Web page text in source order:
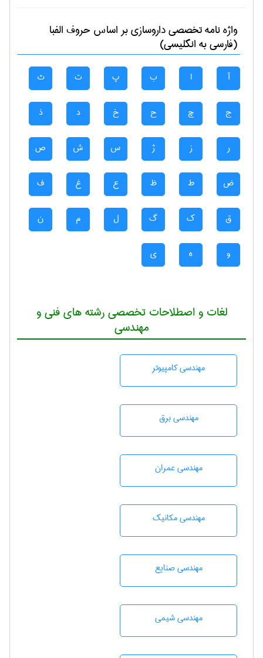
واژه نامه تخصصیداروسازیبر اساس حروف الفبا
(فارسی به انگلیسی)
آ ا ب پ ت ث
ج چ ح خ د ذ
ر ز ژ س ش ص
ض ط ظ ع غ ف
ق ک گ ل م ن
و ه ی
لغات و اصطلاحات تخصصی رشته های فنی و
مهندسی
مهندسی كامپيوتر
مهندسی برق
مهندسی عمران
مهندسی مکانیک
مهندسی صنايع
مهندسي شيمی